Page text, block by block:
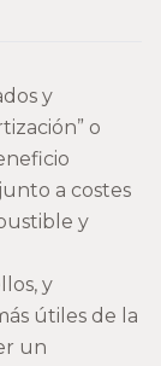
y
o
a costes
y
y
útiles de la
un